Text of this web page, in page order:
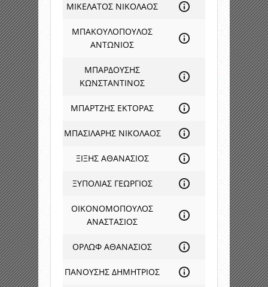
ΜΙΚΕΛΑΤΟΣ ΝΙΚΟΛΑΟΣ
ΜΠΑΚΟΥΛΟΠΟΥΛΟΣ
ΑΝΤΩΝΙΟΣ
ΜΠΑΡΔΟΥΣΗΣ
ΚΩΝΣΤΑΝΤΙΝΟΣ
ΜΠΑΡΤΖΗΣ ΕΚΤΟΡΑΣ
ΜΠΑΣΙΛΑΡΗΣ ΝΙΚΟΛΑΟΣ
ΞΙΞΗΣ ΑΘΑΝΑΣΙΟΣ
ΞΥΠΟΛΙΑΣ ΓΕΩΡΓΙΟΣ
ΟΙΚΟΝΟΜΟΠΟΥΛΟΣ
ΑΝΑΣΤΑΣΙΟΣ
ΟΡΛΩΦ ΑΘΑΝΑΣΙΟΣ
ΠΑΝΟΥΣΗΣ ΔΗΜΗΤΡΙΟΣ